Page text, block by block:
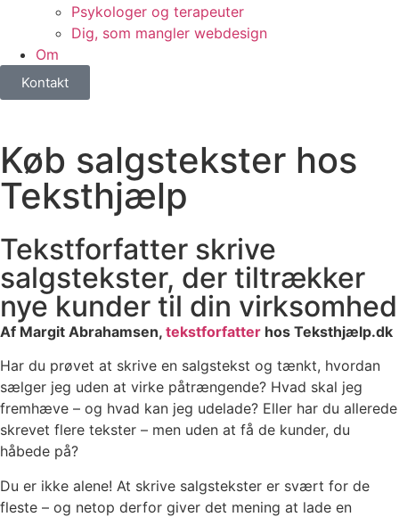
Psykologer og terapeuter
Dig, som mangler webdesign
Om
Kontakt
Køb salgstekster hos
Teksthjælp
Tekstforfatter skrive
salgstekster, der tiltrækker
nye kunder til din virksomhed
Af Margit Abrahamsen, tekstforfatter hos Teksthjælp.dk
Har du prøvet at skrive en salgstekst og tænkt, hvordan
sælger jeg uden at virke påtrængende? Hvad skal jeg
fremhæve – og hvad kan jeg udelade? Eller har du allerede
skrevet flere tekster – men uden at få de kunder, du
håbede på?
Du er ikke alene! At skrive salgstekster er svært for de
fleste – og netop derfor giver det mening at lade en